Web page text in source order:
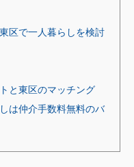
区で一人暮らしを検討
と東区のマッチング
は仲介手数料無料のバ